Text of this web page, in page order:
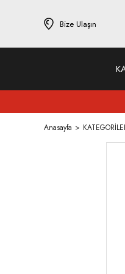
Bize Ulaşın
Anasayfa